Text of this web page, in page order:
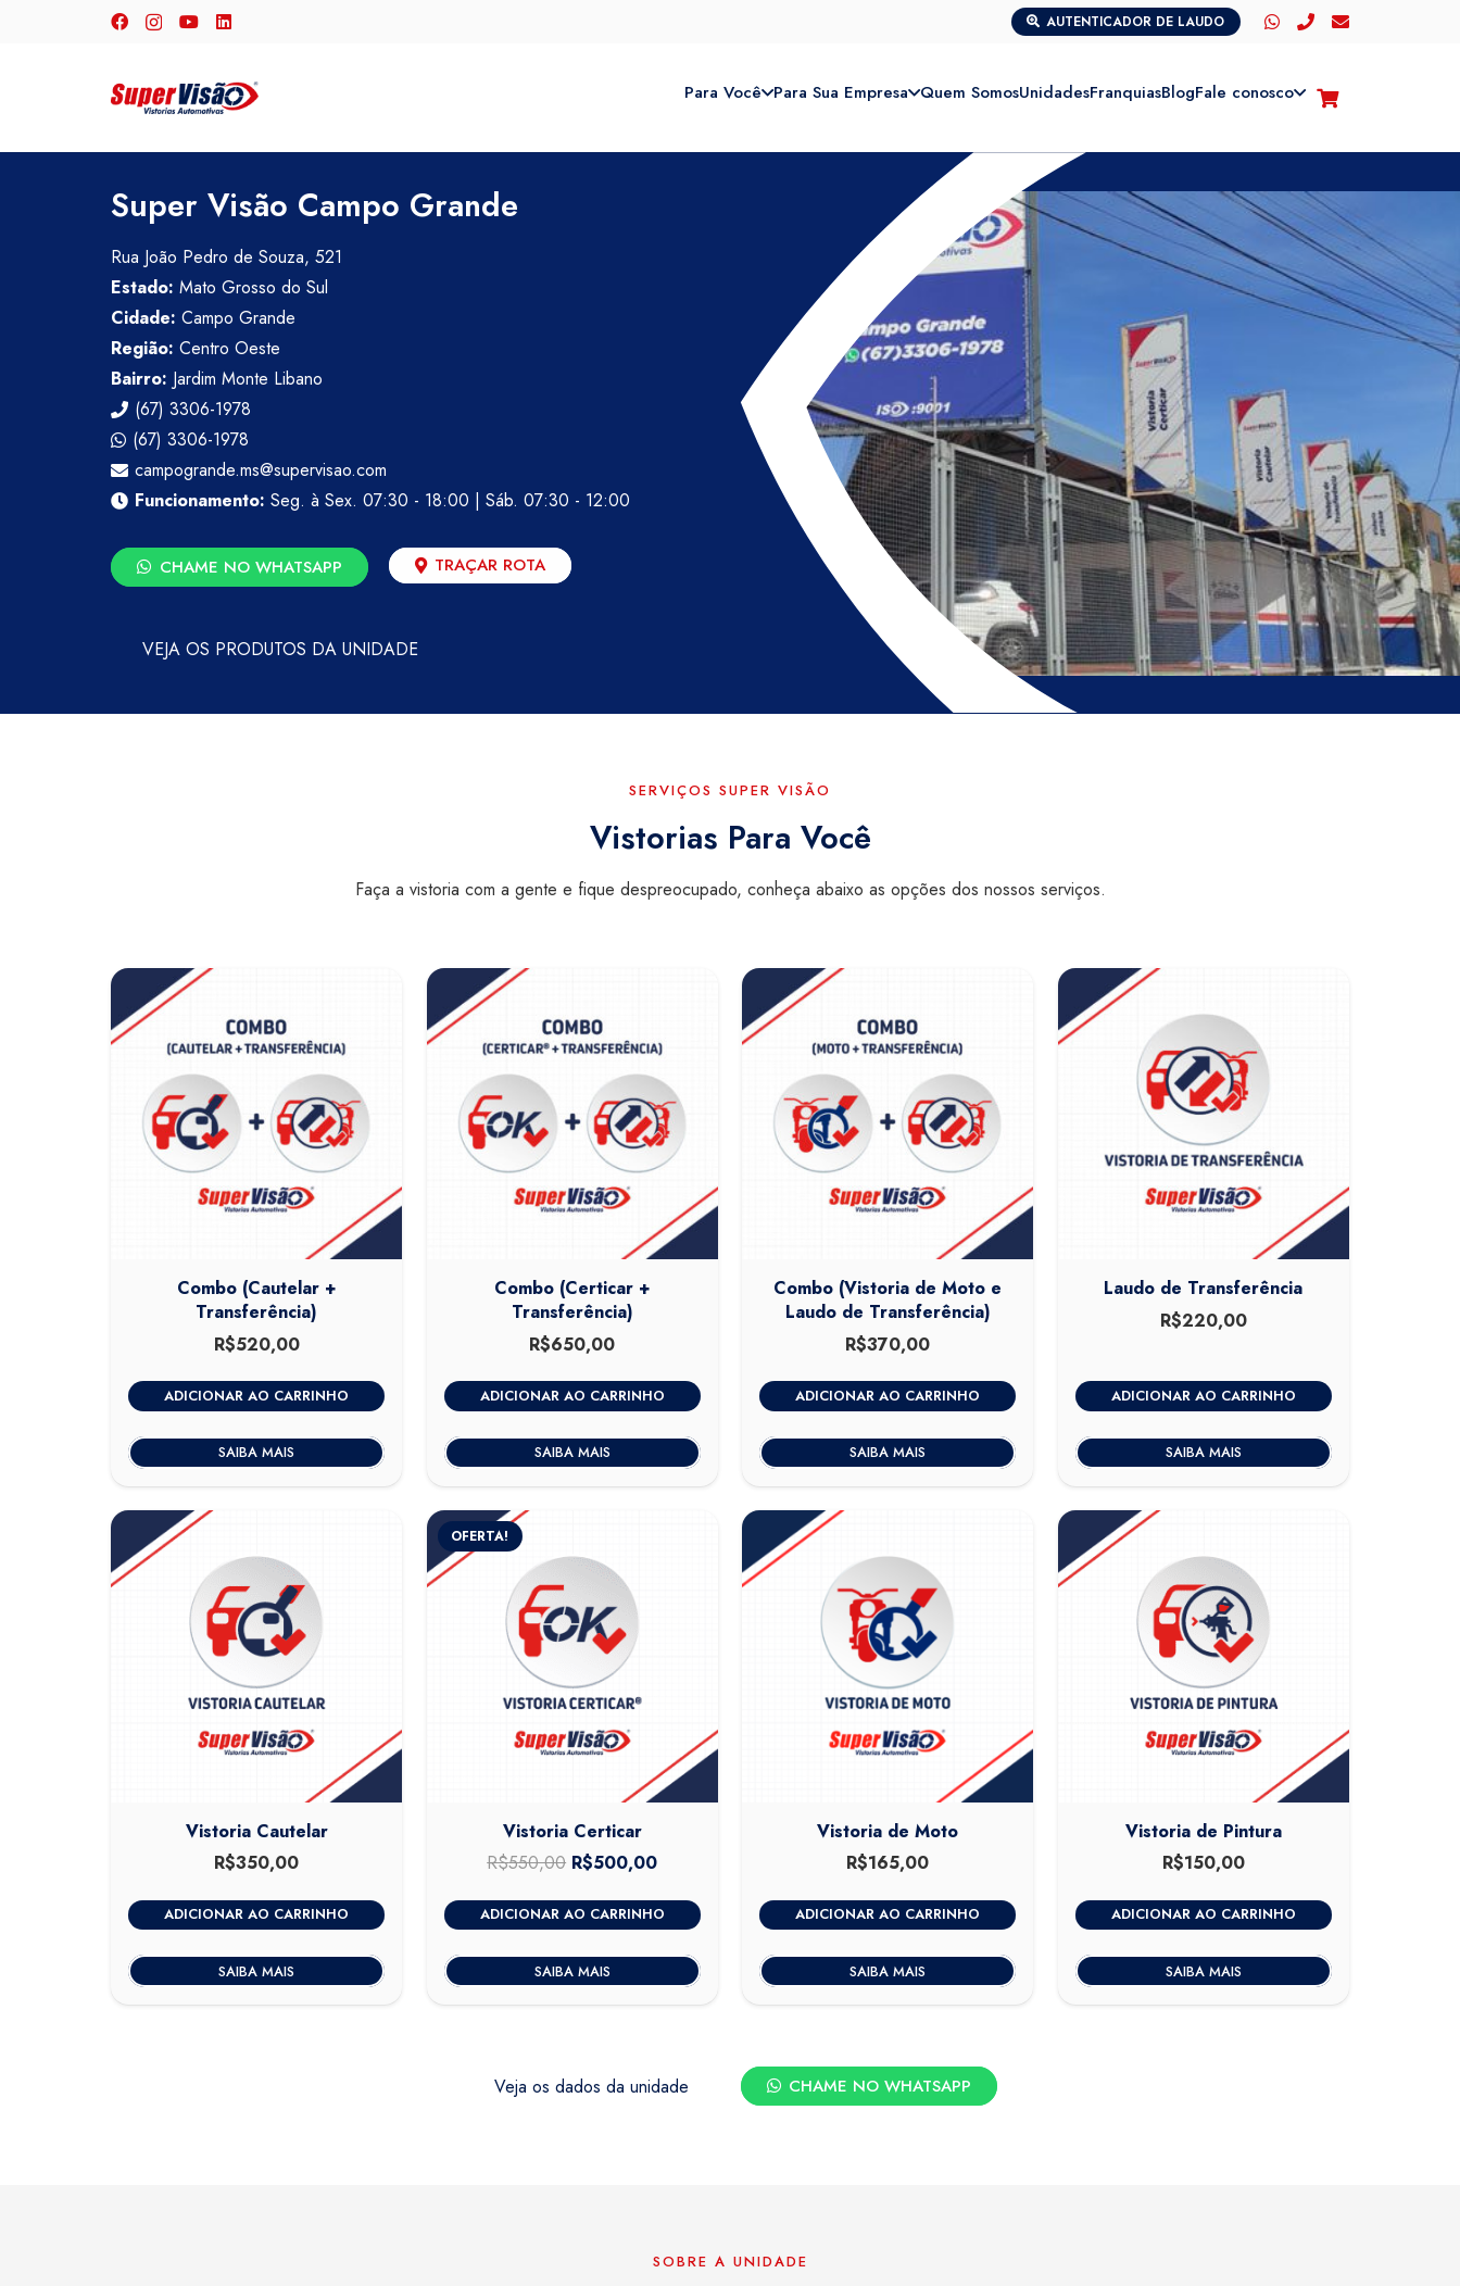
AUTENTICADOR DE LAUDO
Para Você Para Sua Empresa Quem SomosUnidadesFranquiasBlogFale conosco
Super Visão Campo Grande
Rua João Pedro de Souza, 521
Estado: Mato Grosso do Sul
Cidade: Campo Grande
Região: Centro Oeste
Bairro: Jardim Monte Libano
(67) 3306-1978
(67) 3306-1978
campogrande.ms@supervisao.com
Funcionamento:Seg. à Sex. 07:30 - 18:00 | Sáb. 07:30 - 12:00
CHAME NO WHATSAPP TRAÇAR ROTA
VEJA OS PRODUTOS DA UNIDADE
SERVIÇOS SUPER VISÃO
Vistorias Para Você
Faça a vistoria com a gente e fique despreocupado, conheça abaixo as opções dos nossos serviços.
Combo (Cautelar +
Transferência)
R$520,00
ADICIONAR AO CARRINHO
SAIBA MAIS
Combo (Certicar +
Transferência)
R$650,00
ADICIONAR AO CARRINHO
SAIBA MAIS
Combo (Vistoria de Moto e
Laudo de Transferência)
R$370,00
ADICIONAR AO CARRINHO
SAIBA MAIS
Laudo de Transferência
R$220,00
ADICIONAR AO CARRINHO
SAIBA MAIS
Vistoria Cautelar
R$350,00
ADICIONAR AO CARRINHO
SAIBA MAIS
OFERTA!
Vistoria Certicar
R$550,00 O
original
era:
R$550,00.
R$500,00
atual
é:
R$500,00.
ADICIONAR AO CARRINHO
SAIBA MAIS
Vistoria de Moto
R$165,00
ADICIONAR AO CARRINHO
SAIBA MAIS
Vistoria de Pintura
R$150,00
ADICIONAR AO CARRINHO
SAIBA MAIS
Veja os dados da unidade CHAME NO WHATSAPP
SOBRE A UNIDADE